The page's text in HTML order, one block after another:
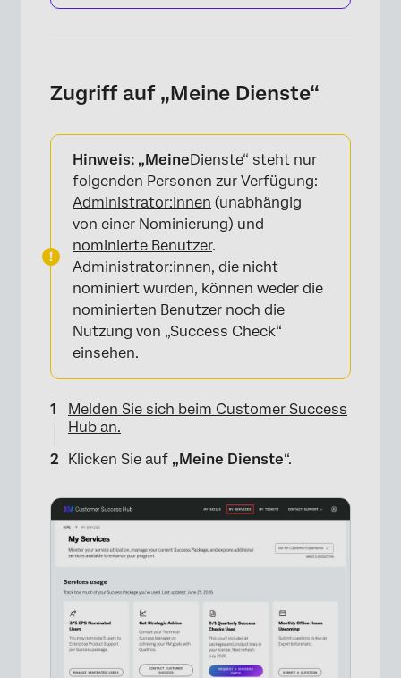
Zugriff auf „Meine Dienste“
Hinweis: „MeineDienste“ steht nur
folgenden Personen zur Verfügung:
Administrator:innen (unabhängig
von einer Nominierung) und
nominierte Benutzer.
Administrator:innen, die nicht
nominiert wurden, können weder die
nominierten Benutzer noch die
Nutzung von „Success Check“
einsehen.
Melden Sie sich beim Customer Success
Hub an.
Klicken Sie auf „Meine Dienste“.